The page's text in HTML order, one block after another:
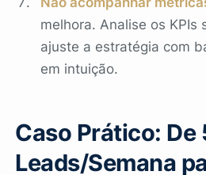
melhora. Analise os KPIs
ajuste a estratégia com
em intuição.
Caso Prático: De
Leads/Semana